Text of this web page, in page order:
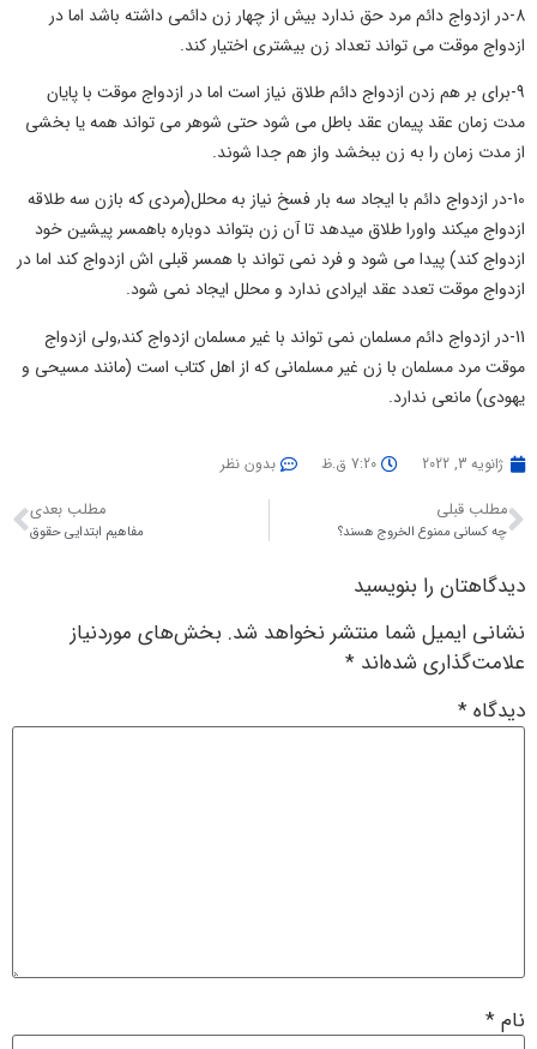
8-در ازدواج دائم مرد حق ندارد بیش از چهار زن دائمی داشته باشد اما در
ازدواج موقت می تواند تعداد زن بیشتری اختیار کند.
9-برای بر هم زدن ازدواج دائم طلاق نیاز است اما در ازدواج موقت با پایان
مدت زمان عقد پیمان عقد باطل می شود حتی شوهر می تواند همه یا بخشی
از مدت زمان را به زن ببخشد واز هم جدا شوند.
10-در ازدواج دائم با ایجاد سه بار فسخ نیاز به محلل(مردی که بازن سه طلاقه
ازدواج میکند واورا طلاق میدهد تا آن زن بتواند دوباره باهمسر پیشین خود
ازدواج کند) پیدا می شود و فرد نمی تواند با همسر قبلی اش ازدواج کند اما در
ازدواج موقت تعدد عقد ایرادی ندارد و محلل ایجاد نمی شود.
11-در ازدواج دائم مسلمان نمى تواند با غیر مسلمان ازدواج کند,ولی ازدواج
موقت مرد مسلمان با زن غیر مسلمانى كه از اهل كتاب است (مانند مسیحى و
یهودى) مانعى ندارد.
ژانویه 3, 2022 7:20 ق.ظ بدون نظر
مطلب قبلی
چه کسانی ممنوع الخروج هسند؟
مطلب بعدی
مفاهیم ابتدایی حقوق
دیدگاهتان را بنویسید
نشانی ایمیل شما منتشر نخواهد شد. بخش‌های موردنیاز
علامت‌گذاری شده‌اند *
دیدگاه*
نام*